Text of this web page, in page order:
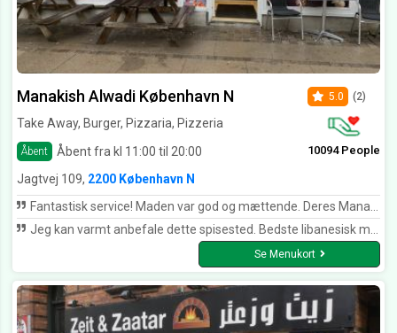
Manakish Alwadi København N
Take Away, Burger, Pizzaria, Pizzeria
Åbent Åbent fra kl 11:00 til 20:00
5.0 (2)
10094 People
Jagtvej 109, 2200 København N
Fantastisk service! Maden var god og mættende. Deres Manakish med kød var en berigelse af mine smagsløg!!! Varm anbefaling herfra.
Jeg kan varmt anbefale dette spisested. Bedste libanesisk mad i København. Efter min mening
Se Menukort